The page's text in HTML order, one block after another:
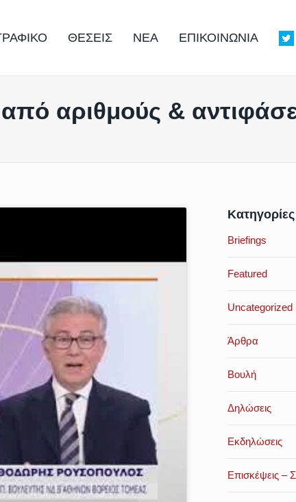
ΘΕΣΕΙΣ ΝΕΑ ΕΠΙΚΟΙΝΩΝΙΑ
αριθμούς &
Κατηγορίες
Briefings
Featured
Uncategorized
Άρθρα
Βουλή
Δηλώσεις
Εκδηλώσεις
Επισκέψεις –